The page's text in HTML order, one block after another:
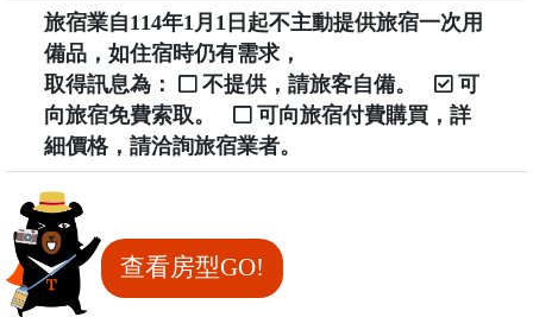
旅宿業自114年1月1日起不主動提供旅宿一次用
備品，如住宿時仍有需求，
取得訊息為：
不提供，請旅客自備。
可
向旅宿免費索取。
可向旅宿付費購買，詳
細價格，請洽詢旅宿業者。
查看房型GO!